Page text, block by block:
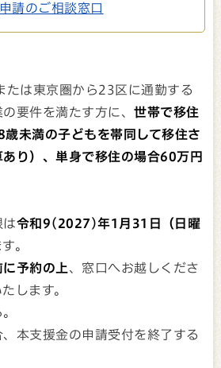
請のご相談窓口
たは東京圏から23区に通勤する
要件を満たす方に、世帯で移住
未満の子どもを帯同して移住さ
り）、単身で移住の場合60万円
は令和9(2027)年1月31日（日曜
。
に予約の上、窓口へお越しくださ
します。
本支援金の申請受付を終了する